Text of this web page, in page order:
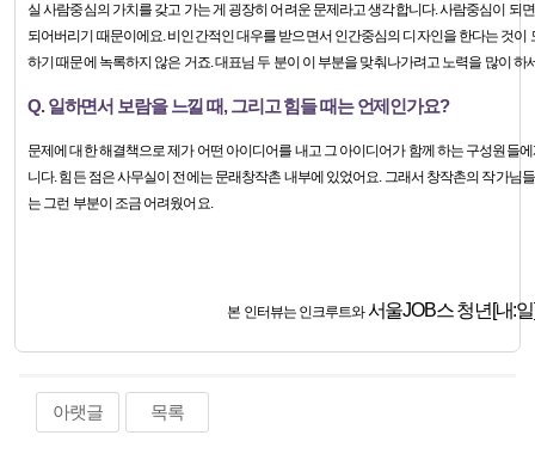
실 사람중심의 가치를 갖고 가는 게 굉장히 어려운 문제라고 생각합니다. 사람중심이 되
되어버리기 때문이에요. 비인간적인 대우를 받으면서 인간중심의 디자인을 한다는 것이
하기 때문에 녹록하지 않은 거죠. 대표님 두 분이 이 부분을 맞춰나가려고 노력을 많이 하
Q. 일하면서 보람을 느낄 때, 그리고 힘들 때는 언제인가요?
문제에 대한 해결책으로 제가 어떤 아이디어를 내고 그 아이디어가 함께 하는 구성원들
니다. 힘든 점은 사무실이 전에는 문래창작촌 내부에 있었어요. 그래서 창작촌의 작가님
는 그런 부분이 조금 어려웠어요.
본 인터뷰는 인크루트와서울JOB스 청년[내:
아랫글 목록